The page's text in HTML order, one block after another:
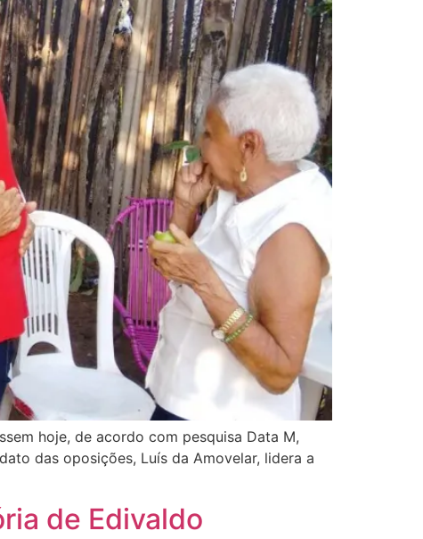
hoje, de acordo com pesquisa Data M,
das oposições, Luís da Amovelar, lidera a
de Edivaldo